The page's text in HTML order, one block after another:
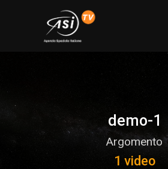
demo-1
Argomento
1 video